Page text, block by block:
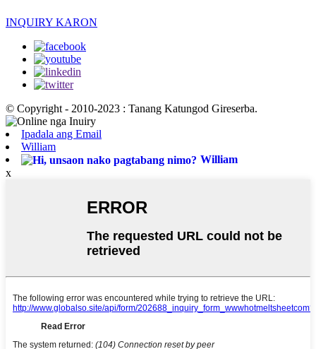
INQUIRY KARON
© Copyright - 2010-2023 : Tanang Katungod Gireserba.
Ipadala ang Email
William
William
x